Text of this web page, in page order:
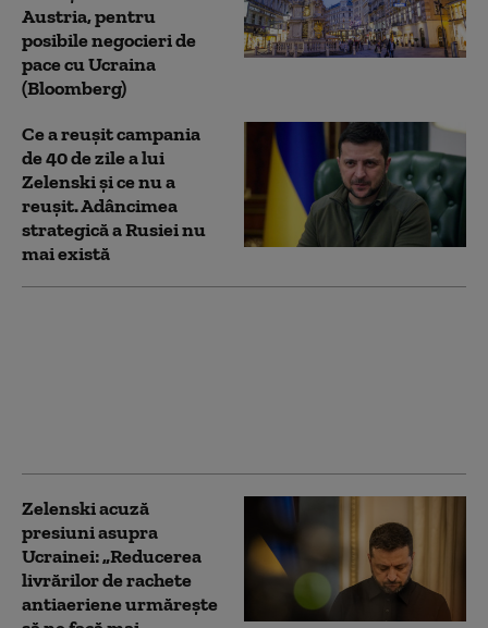
Austria, pentru
posibile negocieri de
pace cu Ucraina
(Bloomberg)
Ce a reușit campania
de 40 de zile a lui
Zelenski și ce nu a
reușit. Adâncimea
strategică a Rusiei nu
mai există
Zelenski acuză
presiuni asupra
Ucrainei: „Reducerea
livrărilor de rachete
antiaeriene urmărește